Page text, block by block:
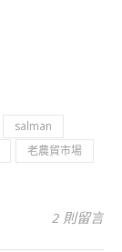
salman
老農貿市場
2 則留言